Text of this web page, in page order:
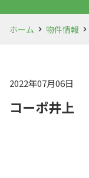
ホーム 物件情報
2022年07月06日
コーポ井上